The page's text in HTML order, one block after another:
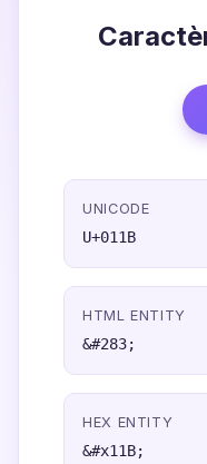
UNICODE
U+011B
HTML ENTITY
&#283;
HEX ENTITY
&#x11B;